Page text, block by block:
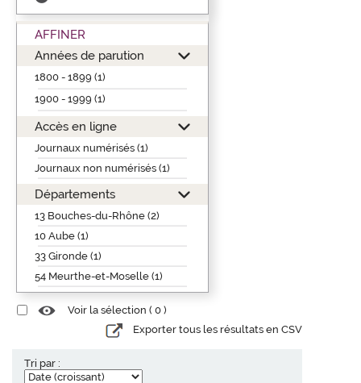
AFFINER
Années de parution
1800 - 1899 (1)
1900 - 1999 (1)
Accès en ligne
Journaux numérisés (1)
Journaux non numérisés (1)
Départements
13 Bouches-du-Rhône (2)
10 Aube (1)
33 Gironde (1)
54 Meurthe-et-Moselle (1)
Voir la sélection ( 0 )
Exporter tous les résultats en CSV
Tri par :